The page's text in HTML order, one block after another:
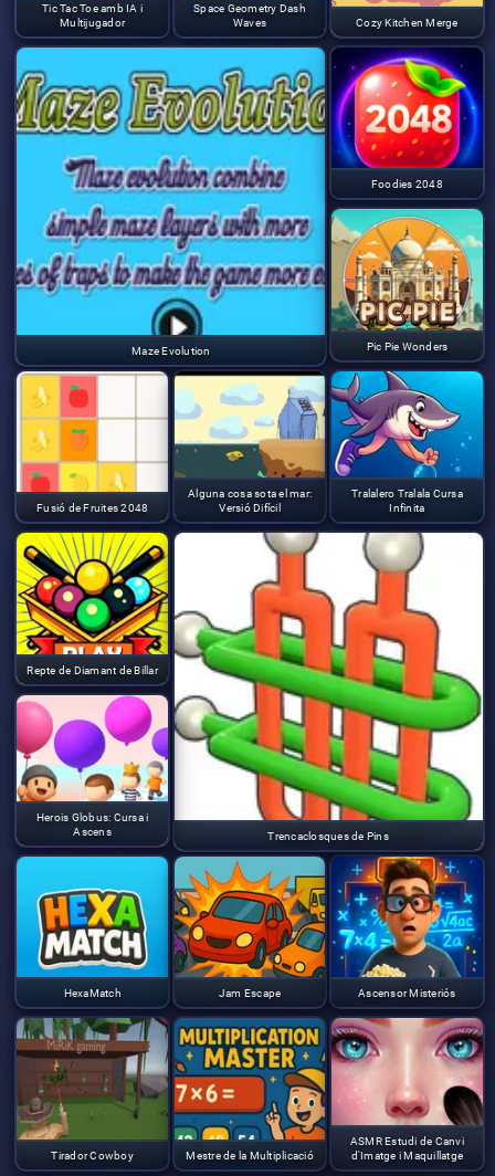
Tic Tac Toe amb IA i
Multijugador
Space Geometry Dash
Waves
Maze Evolution
Cozy Kitchen Merge
Foodies 2048
Pic Pie Wonders
Fusió de Fruites 2048
Alguna cosa sota el mar:
Versió Difícil
Tralalero Tralala Cursa
Infinita
Repte de Diamant de Billar
Trencaclosques de Pins
Herois Globus: Cursa i
Ascens
HexaMatch Jam Escape Ascensor Misteriós
Tirador Cowboy Mestre de la Multiplicació
ASMR Estudi de Canvi
d'Imatge i Maquillatge